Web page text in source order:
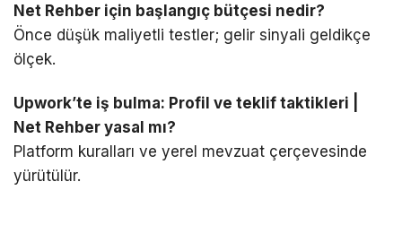
Net Rehber için başlangıç bütçesi nedir?
Önce düşük maliyetli testler; gelir sinyali geldikçe
ölçek.
Upwork’te iş bulma: Profil ve teklif taktikleri |
Net Rehber yasal mı?
Platform kuralları ve yerel mevzuat çerçevesinde
yürütülür.